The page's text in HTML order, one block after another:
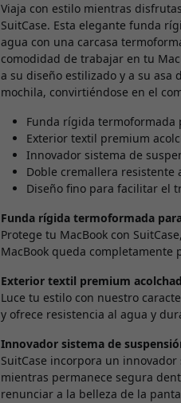
Viaja con estilo mientras
SuitCase. Esta elegante funda
agua con una carcasa
comodidad de trabajar en tu
a su diseño estilizado y a su asa
mochila, convirtiéndose en el
Funda rígida
Exterior textil premium
Innovador sistema de
Doble cremallera resistente
Diseño fino para facilitar el
Funda rígida termoformada
Protege tu MacBook con
MacBook queda
Exterior textil premium
Luce tu estilo con nuestro
y ofrece resistencia al agua y
Innovador sistema de
SuitCase incorpora un
mientras permanece segura
renunciar a la belleza de la